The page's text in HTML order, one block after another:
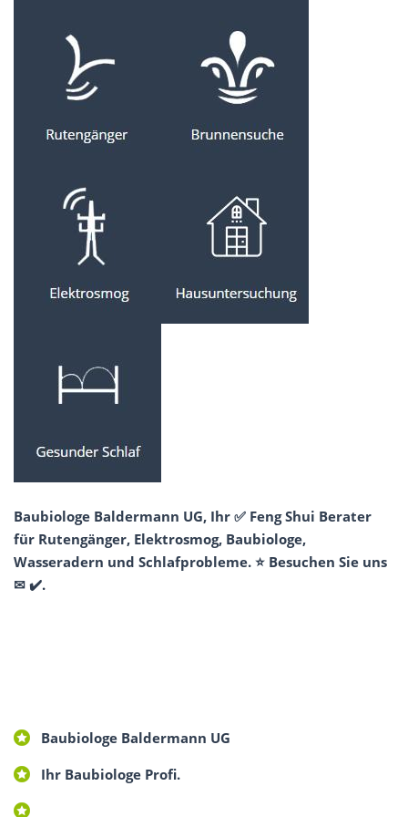
Baubiologe Baldermann UG, Ihr ✅ Feng Shui Berater
für Rutengänger, Elektrosmog, Baubiologe,
Wasseradern und Schlafprobleme. ⭐ Besuchen Sie uns
✉ ✔️.
Baubiologe Baldermann UG
Ihr Baubiologe Profi.